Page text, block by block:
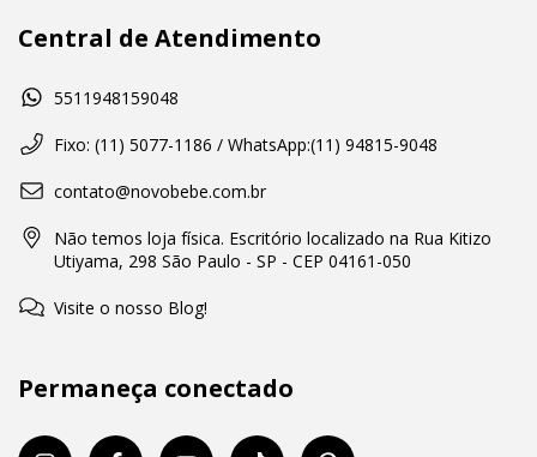
Central de Atendimento
5511948159048
Fixo: (11) 5077-1186 / WhatsApp:(11) 94815-9048
contato@novobebe.com.br
Não temos loja física. Escritório localizado na Rua Kitizo
Utiyama, 298 São Paulo - SP - CEP 04161-050
Visite o nosso Blog!
Permaneça conectado